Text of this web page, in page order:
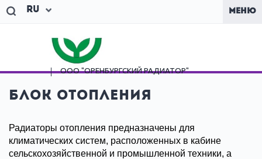
Ru МЕНЮ
ООО "ОРЕНБУРГСКИЙРАДИАТОР"
Блок отопления
Радиаторы отопления предназначены для
климатических систем, расположенных в кабине
сельскохозяйственной и промышленной техники, а